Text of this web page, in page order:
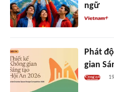
ngữ
Phát
gian